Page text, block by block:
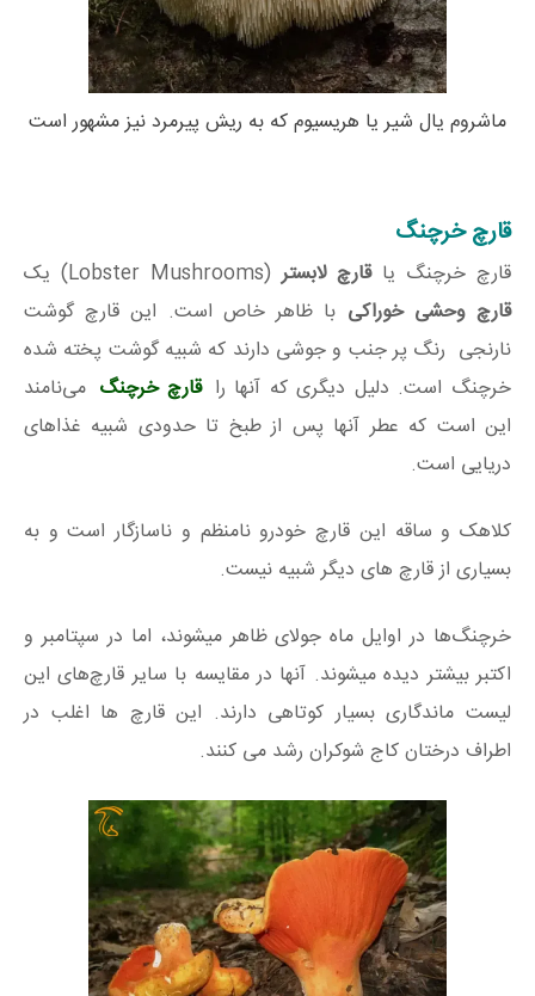
ماشروم یال شیر یا هریسیوم که به ریش پیرمرد نیز مشهور است
قارچ خرچنگ
قارچ خرچنگ یاقارچ لابستر(Lobster Mushrooms) یک
قارچ وحشی خوراکی با ظاهر خاص است. این قارچ گوشت
نارنجی رنگ پر جنب و جوشی دارند که شبیه گوشت پخته شده
خرچنگ است. دلیل دیگری که آنها را قارچ خرچنگ می‌نامند
این است که عطر آنها پس از طبخ تا حدودی شبیه غذاهای
دریایی است.
کلاهک و ساقه این قارچ خودرو نامنظم و ناسازگار است و به
بسیاری از قارچ های دیگر شبیه نیست.
خرچنگ‌ها در اوایل ماه جولای ظاهر میشوند، اما در سپتامبر و
اکتبر بیشتر دیده میشوند. آنها در مقایسه با سایر قارچ‌های این
لیست ماندگاری بسیار کوتاهی دارند. این قارچ ها اغلب در
اطراف درختان کاج شوکران رشد می کنند.